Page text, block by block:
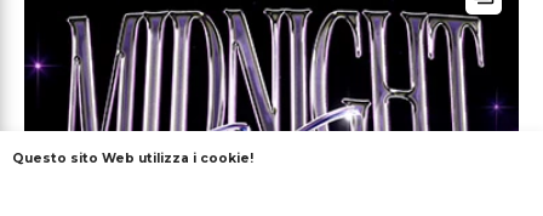
Questo sito Web utilizza i cookie!